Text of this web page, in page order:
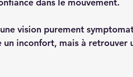
vision purement
inconfort, mais à retrouver